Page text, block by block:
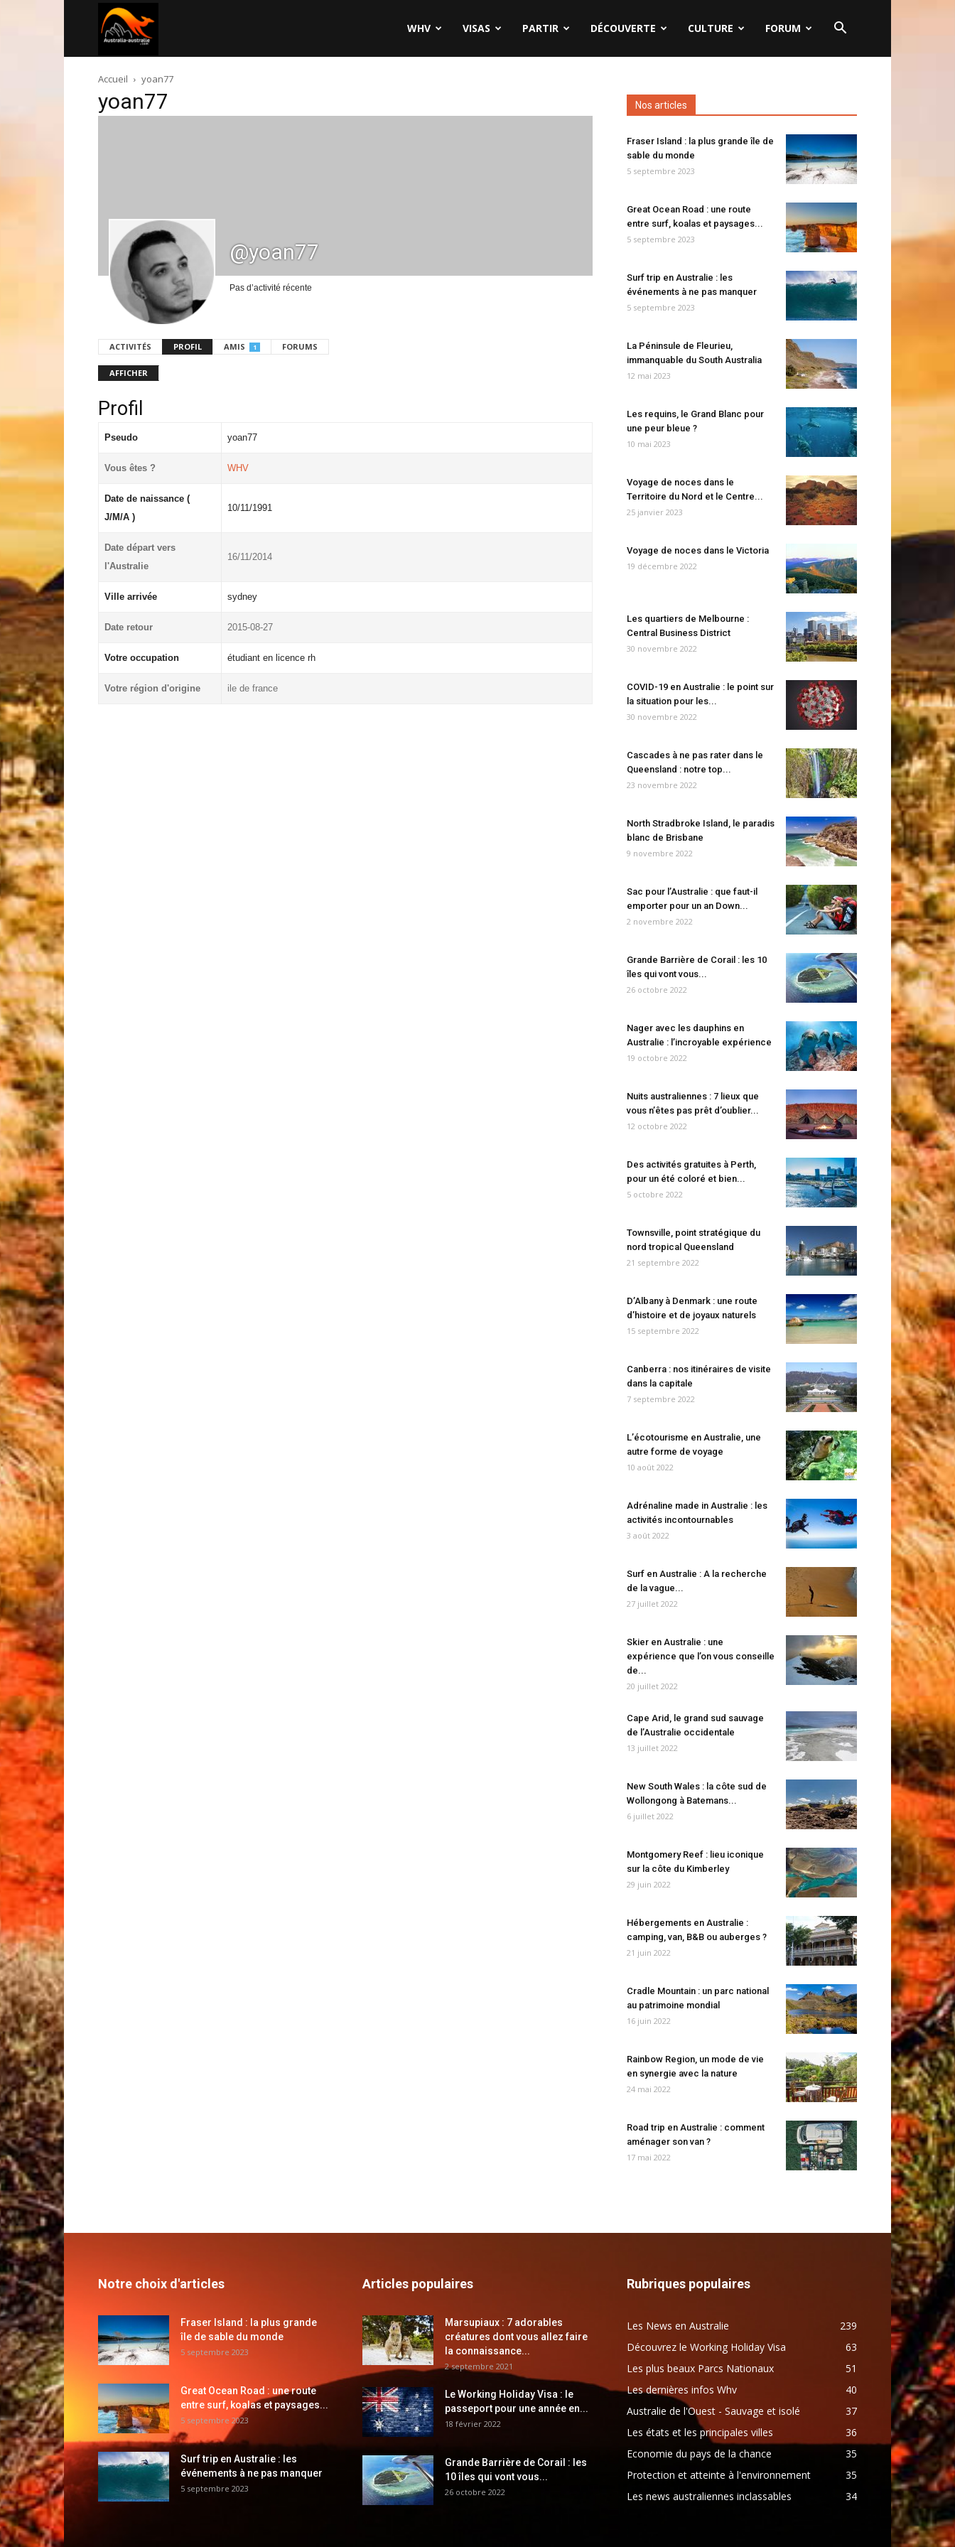
australie.com
WHV VISAS PARTIR DÉCOUVERTE CULTURE FORUM
Accueil yoan77
yoan77
@yoan77
Pas d’activité récente
ACTIVITÉS PROFIL AMIS 1 FORUMS
AFFICHER
Profil
Pseudo yoan77
Vous êtes ? WHV
Date de naissance (
J/M/A )
10/11/1991
Date départ vers
l'Australie
16/11/2014
Ville arrivée sydney
Date retour 2015-08-27
Votre occupation étudiant en licence rh
Votre région d'origine ile de france
Nos articles
Fraser Island : la plus grande île de
sable du monde
5 septembre 2023
Great Ocean Road : une route
entre surf, koalas et paysages...
5 septembre 2023
Surf trip en Australie : les
événements à ne pas manquer
5 septembre 2023
La Péninsule de Fleurieu,
immanquable du South Australia
12 mai 2023
Les requins, le Grand Blanc pour
une peur bleue ?
10 mai 2023
Voyage de noces dans le
Territoire du Nord et le Centre...
25 janvier 2023
Voyage de noces dans le Victoria
19 décembre 2022
Les quartiers de Melbourne :
Central Business District
30 novembre 2022
COVID-19 en Australie : le point sur
la situation pour les...
30 novembre 2022
Cascades à ne pas rater dans le
Queensland : notre top...
23 novembre 2022
North Stradbroke Island, le paradis
blanc de Brisbane
9 novembre 2022
Sac pour l’Australie : que faut-il
emporter pour un an Down...
2 novembre 2022
Grande Barrière de Corail : les 10
îles qui vont vous...
26 octobre 2022
Nager avec les dauphins en
Australie : l’incroyable expérience
19 octobre 2022
Nuits australiennes : 7 lieux que
vous n’êtes pas prêt d’oublier...
12 octobre 2022
Des activités gratuites à Perth,
pour un été coloré et bien...
5 octobre 2022
Townsville, point stratégique du
nord tropical Queensland
21 septembre 2022
D’Albany à Denmark : une route
d’histoire et de joyaux naturels
15 septembre 2022
Canberra : nos itinéraires de visite
dans la capitale
7 septembre 2022
L’écotourisme en Australie, une
autre forme de voyage
10 août 2022
Adrénaline made in Australie : les
activités incontournables
3 août 2022
Surf en Australie : A la recherche
de la vague...
27 juillet 2022
Skier en Australie : une
expérience que l’on vous conseille
de...
20 juillet 2022
Cape Arid, le grand sud sauvage
de l’Australie occidentale
13 juillet 2022
New South Wales : la côte sud de
Wollongong à Batemans...
6 juillet 2022
Montgomery Reef : lieu iconique
sur la côte du Kimberley
29 juin 2022
Hébergements en Australie :
camping, van, B&B ou auberges ?
21 juin 2022
Cradle Mountain : un parc national
au patrimoine mondial
16 juin 2022
Rainbow Region, un mode de vie
en synergie avec la nature
24 mai 2022
Road trip en Australie : comment
aménager son van ?
17 mai 2022
Notre choix d'articles
Fraser Island : la plus grande
île de sable du monde
5 septembre 2023
Great Ocean Road : une route
entre surf, koalas et paysages...
5 septembre 2023
Surf trip en Australie : les
événements à ne pas manquer
5 septembre 2023
Articles populaires
Marsupiaux : 7 adorables
créatures dont vous allez faire
la connaissance...
2 septembre 2021
Le Working Holiday Visa : le
passeport pour une année en...
18 février 2022
Grande Barrière de Corail : les
10 îles qui vont vous...
26 octobre 2022
Rubriques populaires
Les News en Australie
239
Découvrez le Working Holiday Visa
63
Les plus beaux Parcs Nationaux
51
Les dernières infos Whv
40
Australie de l'Ouest - Sauvage et isolé
37
Les états et les principales villes
36
Economie du pays de la chance
35
Protection et atteinte à l'environnement
35
Les news australiennes inclassables
34